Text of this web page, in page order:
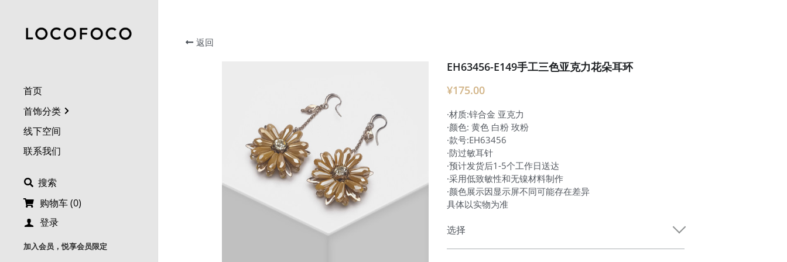
首页
首饰分类
线下空间
联系我们
搜索
购物车(0)
登录
加入会员，悦享会员限定
返回
EH63456-E149手工三色亚克力花朵耳环
¥175.00
·材质:锌合金 亚克力
·颜色: 黄色 白粉 玫粉
·款号:EH63456
·防过敏耳针
·预计发货后1-5个工作日送达
·采用低致敏性和无镍材料制作
·颜色展示因显示屏不同可能存在差异
具体以实物为准
选择